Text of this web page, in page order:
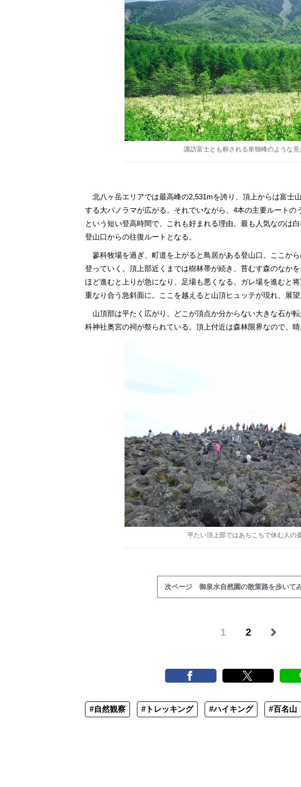
諏訪富士とも称される単独峰のような見
北八ヶ岳エリアでは最高峰の2,531mを誇り、頂上からは富士
する大パノラマが広がる。それでいながら、4本の主要ルートの
という短い登高時間で、これも好まれる理由。最も人気なのは
登山口からの往復ルートとなる。
蓼科牧場を過ぎ、町道を上がると鳥居がある登山口。ここか
登っていく。頂上部近くまでは樹林帯が続き、苔むす森のなか
ほど進むと上りが急になり、足場も悪くなる。ガレ場を進むと
重なり合う急斜面に。ここを越えると山頂ヒュッテが現れ、展望
山頂部は平たく広がり、どこが頂点か分からない大きな石が
科神社奥宮の祠が祭られている。頂上付近は森林限界なので、
平たい頂上部ではあちこちで休む人の
次ページ 御泉水自然園の散策路を歩いて
1 2
#自然観察 #トレッキング #ハイキング #百名山
琉球島猫百景